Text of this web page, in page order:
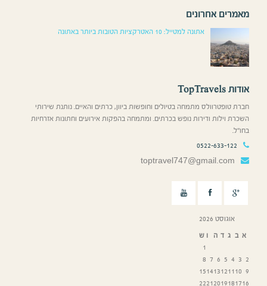
מאמרים אחרונים
אתונה למטייל: 10 האטרקציות הטובות ביותר באתונה
אודות TopTravels
חברת טופטרוולס מתמחה בטיולים וחופשות ביוון, כרתים והאיים. נותנת שירותי
השכרת וילות ודירות נופש בכרתים. ומתמחה בהפקות אירועים וחתונות אזרחיות
בחו”ל.
0522-633-122
toptravel747@gmail.com
אוגוסט 2026
א ב ג ד ה ו ש
1
2
3
4
5
6
7
8
9
10
11
12
13
14
15
16
17
18
19
20
21
22